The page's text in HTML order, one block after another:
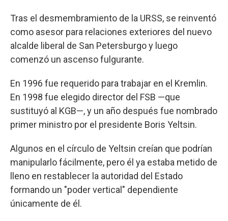
Tras el desmembramiento de la URSS, se reinventó
como asesor para relaciones exteriores del nuevo
alcalde liberal de San Petersburgo y luego
comenzó un ascenso fulgurante.
En 1996 fue requerido para trabajar en el Kremlin.
En 1998 fue elegido director del FSB —que
sustituyó al KGB—, y un año después fue nombrado
primer ministro por el presidente Boris Yeltsin.
Algunos en el círculo de Yeltsin creían que podrían
manipularlo fácilmente, pero él ya estaba metido de
lleno en restablecer la autoridad del Estado
formando un "poder vertical" dependiente
únicamente de él.